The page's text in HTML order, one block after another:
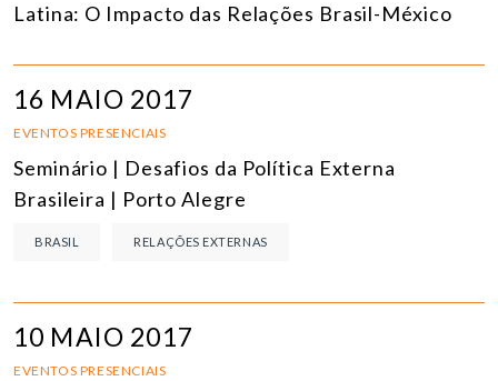
Latina: O Impacto das Relações Brasil-México
16 MAIO 2017
EVENTOS PRESENCIAIS
Seminário | Desafios da Política Externa
Brasileira | Porto Alegre
BRASIL RELAÇÕES EXTERNAS
10 MAIO 2017
EVENTOS PRESENCIAIS